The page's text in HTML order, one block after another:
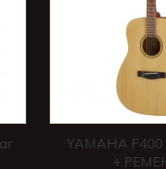
YAMAHA
+